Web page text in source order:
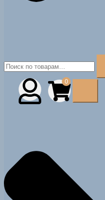
Искать:
0